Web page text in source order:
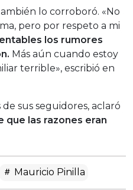
lo corroboró. «No
pero por respeto a mi
los rumores
Más aún cuando estoy
terrible», escribió en
sus seguidores, aclaró
que las razones eran
Mauricio Pinilla